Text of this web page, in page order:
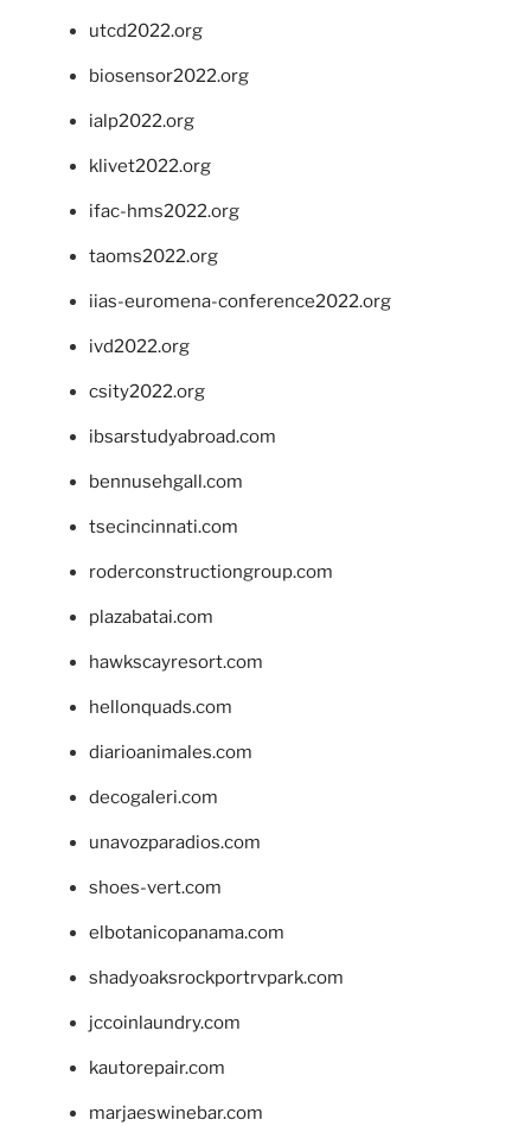
utcd2022.org
biosensor2022.org
ialp2022.org
klivet2022.org
ifac-hms2022.org
taoms2022.org
iias-euromena-conference2022.org
ivd2022.org
csity2022.org
ibsarstudyabroad.com
bennusehgall.com
tsecincinnati.com
roderconstructiongroup.com
plazabatai.com
hawkscayresort.com
hellonquads.com
diarioanimales.com
decogaleri.com
unavozparadios.com
shoes-vert.com
elbotanicopanama.com
shadyoaksrockportrvpark.com
jccoinlaundry.com
kautorepair.com
marjaeswinebar.com